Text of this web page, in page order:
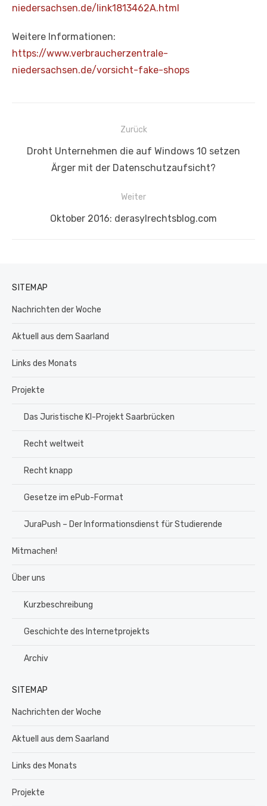
niedersachsen.de/link1813462A.html
Weitere Informationen:
https://www.verbraucherzentrale-
niedersachsen.de/vorsicht-fake-shops
Beitragsnavigation
Zurück
Vorheriger
Beitrag:
Droht Unternehmen die auf Windows 10 setzen
Ärger mit der Datenschutzaufsicht?
Weiter
Nächster
Oktober 2016: derasylrechtsblog.com
SITEMAP
Nachrichten der Woche
Aktuell aus dem Saarland
Links des Monats
Projekte
Das Juristische KI-Projekt Saarbrücken
Recht weltweit
Recht knapp
Gesetze im ePub-Format
JuraPush – Der Informationsdienst für Studierende
Mitmachen!
Über uns
Kurzbeschreibung
Geschichte des Internetprojekts
Archiv
SITEMAP
Nachrichten der Woche
Aktuell aus dem Saarland
Links des Monats
Projekte